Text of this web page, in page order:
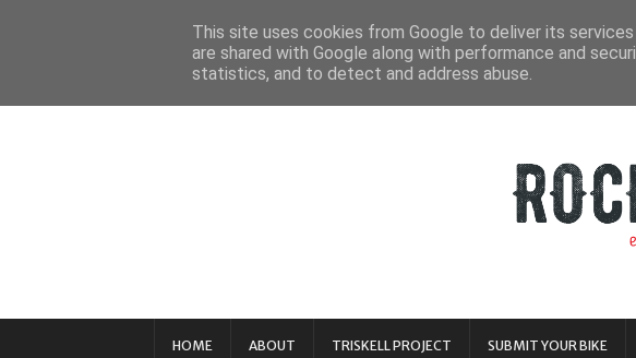
HOME ABOUT TRISKELL PROJECT SUBMIT YOUR BIKE
This site uses cookies from Google to deliver its
are shared with Google along with performance and
statistics, and to detect and address abuse.